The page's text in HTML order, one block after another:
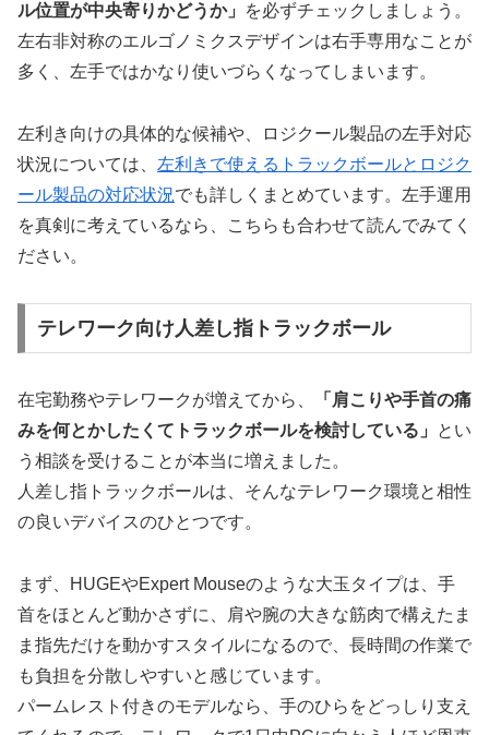
ル位置が中央寄りかどうか」
を必ずチェックしましょう。
左右非対称のエルゴノミクスデザインは右手専用なことが
多く、左手ではかなり使いづらくなってしまいます。
左利き向けの具体的な候補や、ロジクール製品の左手対応
状況については、 左利きで使えるトラックボールとロジク
ール製品の対応状況でも詳しくまとめています。左手運用
を真剣に考えているなら、こちらも合わせて読んでみてく
ださい。
テレワーク向け人差し指トラックボール
在宅勤務やテレワークが増えてから、
「肩こりや手首の痛
みを何とかしたくてトラックボールを検討している」
とい
う相談を受けることが本当に増えました。
人差し指トラックボールは、そんなテレワーク環境と相性
の良いデバイスのひとつです。
まず、HUGEやExpert Mouseのような大玉タイプは、 手
首をほとんど動かさずに、肩や腕の大きな筋肉で構えたま
ま指先だけを動かすスタイルになるので、長時間の作業で
も負担を分散しやすいと感じています。
パームレスト付きのモデルなら、手のひらをどっしり支え